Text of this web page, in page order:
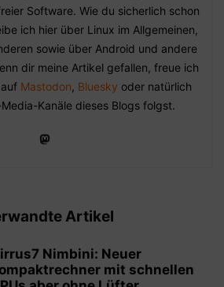
Software. Wie du sicherlich schon
ich hier über Linux im Allgemeinen,
sowie über Android und andere
dir meine Artikel gefallen, freue ich
Mastodon Bluesky oder natürlich
Kanäle dieses Blogs folgst.
Artikel
Nimbini: Neuer
mit schnellen